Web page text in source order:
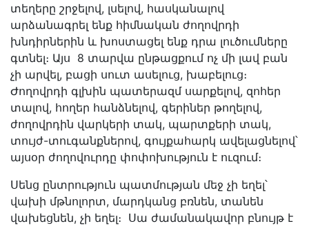
տեղերը շրջելով, լսելով, հասկանալով
արձանագրել ենք հիմնական ժողովրդի
խնդիրներին և խոստացել ենք դրա լուծումները
գտնել։ Այս 8 տարվա ընթացքում ոչ մի լավ բան
չի արվել, բացի սուտ ասելուց, խաբելուց։
Ժողովրդի գլխին պատերազմ սարքելով, զոհեր
տալով, հողեր հանձնելով, գերիներ թողելով,
ժողովրդին վարկերի տակ, պարտքերի տակ,
տույժ-տուգանքներով, գույքահարկ ավելացնելով՝
այսօր ժողովուրդը փոփոխություն է ուզում։
Սենց ընտրություն պատմության մեջ չի եղել՝
վախի մթնոլորտ, մարդկանց բռնեն, տանեն
վախեցնեն, չի եղել։ Սա ժամանակավոր բնույթ է